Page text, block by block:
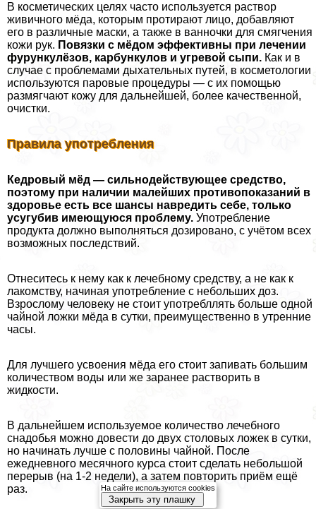
В косметических целях часто используется раствор
живичного мёда, которым протирают лицо, добавляют
его в различные маски, а также в ванночки для смягчения
кожи рук. Повязки с мёдом эффективны при лечении
фурункулёзов, карбункулов и угревой сыпи. Как и в
случае с проблемами дыхательных путей, в косметологии
используются паровые процедуры — с их помощью
размягчают кожу для дальнейшей, более качественной,
очистки.
Правила употрeбления
Кедровый мёд — сильнодействующее средство,
поэтому при наличии малейших противопоказаний в
здоровье есть все шансы навредить себе, только
усугубив имеющуюся проблему. Употрeбление
продукта должно выполняться дозировано, с учётом всех
возможных последствий.
Отнеситесь к нему как к лечебному средству, а не как к
лакомству, начиная употрeбление с небольших доз.
Взрослому человеку не стоит употрeбллять больше одной
чайной ложки мёда в сутки, преимущественно в утренние
часы.
Для лучшего усвоения мёда его стоит запивать большим
количеством воды или же заранее растворить в
жидкости.
В дальнейшем используемое количество лечебного
снадобья можно довести до двух столовых ложек в сутки,
но начинать лучше с половины чайной. После
ежедневного мecячного курса стоит сделать небольшой
перерыв (на 1-2 недели), а затем повторить приём ещё
раз.
На сайте используются cookies
Закрыть эту плашку